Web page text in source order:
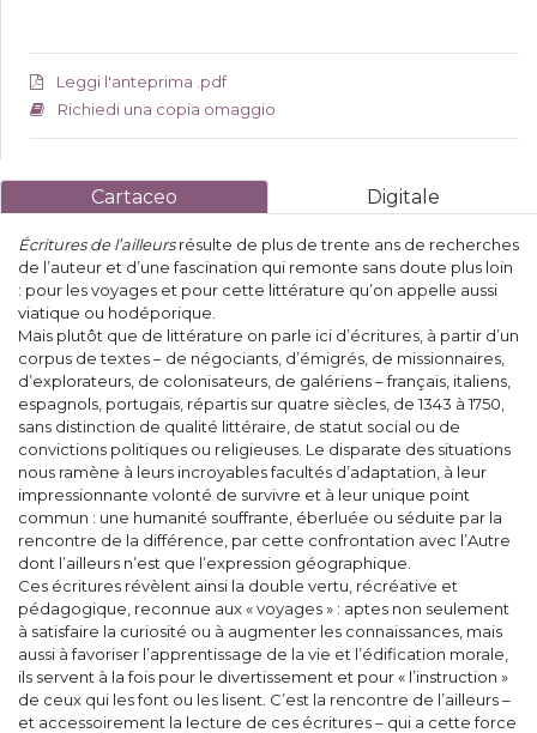
Leggi l'anteprima .pdf
Richiedi una copia omaggio
Cartaceo Digitale
Écritures de l’ailleursrésulte de plus de trente ans de recherches
de l’auteur et d’une fascination qui remonte sans doute plus loin
: pour les voyages et pour cette littérature qu’on appelle aussi
viatique ou hodéporique.
Mais plutôt que de littérature on parle ici d’écritures, à partir d’un
corpus de textes – de négociants, d’émigrés, de missionnaires,
d’explorateurs, de colonisateurs, de galériens – français, italiens,
espagnols, portugais, répartis sur quatre siècles, de 1343 à 1750,
sans distinction de qualité littéraire, de statut social ou de
convictions politiques ou religieuses. Le disparate des situations
nous ramène à leurs incroyables facultés d’adaptation, à leur
impressionnante volonté de survivre et à leur unique point
commun : une humanité souffrante, éberluée ou séduite par la
rencontre de la différence, par cette confrontation avec l’Autre
dont l’ailleurs n’est que l’expression géographique.
Ces écritures révèlent ainsi la double vertu, récréative et
pédagogique, reconnue aux « voyages » : aptes non seulement
à satisfaire la curiosité ou à augmenter les connaissances, mais
aussi à favoriser l’apprentissage de la vie et l’édification morale,
ils servent à la fois pour le divertissement et pour « l’instruction »
de ceux qui les font ou les lisent. C’est la rencontre de l’ailleurs –
et accessoirement la lecture de ces écritures – qui a cette force